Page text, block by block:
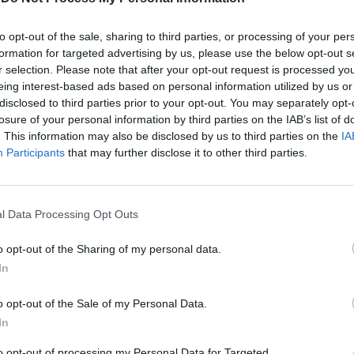
opt-out of the sale, sharing to third parties, or processing of your
for targeted advertising by us, please use the below opt-out
selection. Please note that after your opt-out request is processed
interest-based ads based on personal information utilized by us
to third parties prior to your opt-out. You may separately
of your personal information by third parties on the IAB’s list of
This information may also be disclosed by us to third parties on the
Participants that may further disclose it to other third parties.
Data Processing Opt Outs
opt-out of the Sharing of my personal data.
opt-out of the Sale of my Personal Data.
Draghi: scappa dal
Parlamento sulla guerra
in Ucraina
ancora la Meloni - un po’ sorridere la
sul tema delle armi e oggi chiede
a riferire. Allora non glielo davi
qualcosa. Qui è una politica che cerca di
diverso dagli altri’ e il risultato è che il